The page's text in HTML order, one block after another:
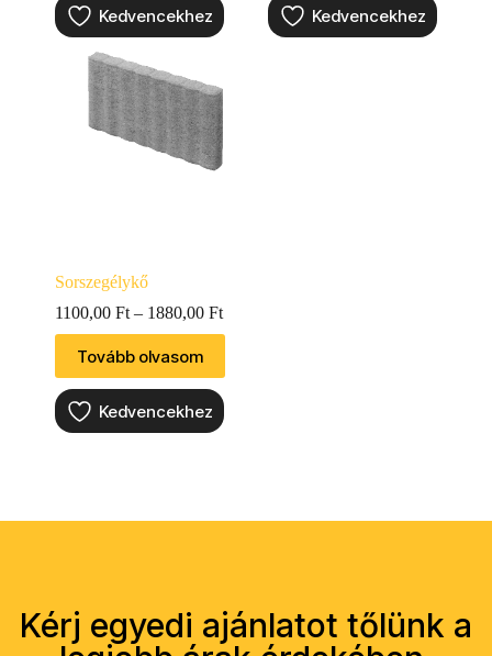
Kedvencekhez Kedvencekhez
Sorszegélykő
1100,00 Ft – 1880,00 Ft
Tovább olvasom
Kedvencekhez
Kérj egyedi ajánlatot tőlünk a